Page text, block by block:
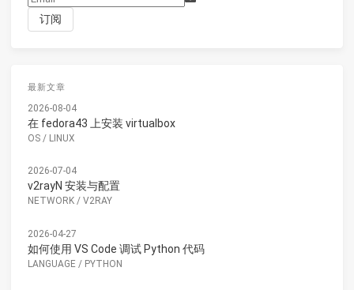
最新文章
2026-08-04
在 fedora43 上安装 virtualbox
OS / LINUX
2026-07-04
v2rayN 安装与配置
NETWORK / V2RAY
2026-04-27
如何使用 VS Code 调试 Python 代码
LANGUAGE / PYTHON